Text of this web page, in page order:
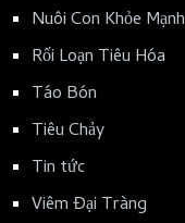
Nuôi Con Khỏe Mạnh
Rối Loạn Tiêu Hóa
Táo Bón
Tiêu Chảy
Tin tức
Viêm Đại Tràng